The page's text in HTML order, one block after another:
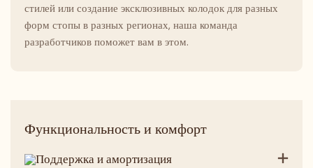
стилей или создание эксклюзивных колодок для разных
форм стопы в разных регионах, наша команда
разработчиков поможет вам в этом.
Функциональность и комфорт
Поддержка и амортизация